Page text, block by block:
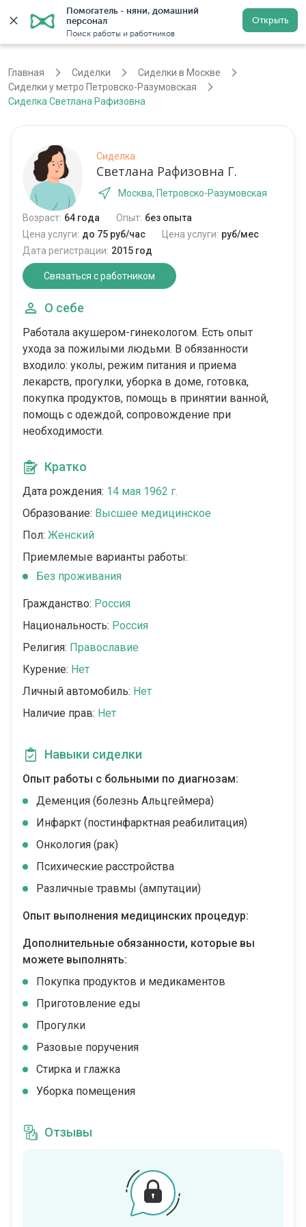
Помогатель - няни, домашний
персонал
Поиск работы и работников
Открыть
Регистрация
Главная Сиделки
Сиделки в Москве
Сиделки у метро Петровско-Разумовская
Сиделка Светлана Рафизовна
Сиделка
Светлана Рафизовна Г.
Москва, Петровско-Разумовская
Возраст: 64 года Опыт: без опыта
Цена услуги: до 75 руб/час Цена услуги: руб/мес
Дата регистрации: 2015 год
Связаться с работником
О себе
Работала акушером-гинекологом. Есть опыт
ухода за пожилыми людьми. В обязанности
входило: уколы, режим питания и приема
лекарств, прогулки, уборка в доме, готовка,
покупка продуктов, помощь в принятии ванной,
помощь с одеждой, сопровождение при
необходимости.
Кратко
Дата рождения: 14 мая 1962 г.
Образование: Высшее медицинское
Пол: Женский
Приемлемые варианты работы:
Без проживания
Гражданство: Россия
Национальность: Россия
Религия: Православие
Курение: Нет
Личный автомобиль: Нет
Наличие прав: Нет
Навыки сиделки
Опыт работы с больными по диагнозам:
Деменция (болезнь Альцгеймера)
Инфаркт (постинфарктная реабилитация)
Онкология (рак)
Психические расстройства
Различные травмы (ампутации)
Опыт выполнения медицинских процедур:
Дополнительные обязанности, которые вы
можете выполнять:
Покупка продуктов и медикаментов
Приготовление еды
Прогулки
Разовые поручения
Стирка и глажка
Уборка помещения
Отзывы